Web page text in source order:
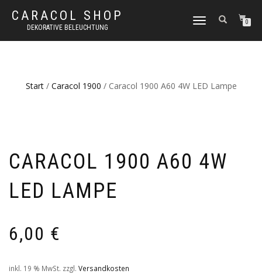
CARACOL SHOP
DEKORATIVE BELEUCHTUNG
NAVIGATION
0
Start/ Caracol 1900 / Caracol 1900 A60 4W LED Lampe
CARACOL 1900 A60 4W
LED LAMPE
6,00 €
inkl. 19 % MwSt. zzgl. Versandkosten